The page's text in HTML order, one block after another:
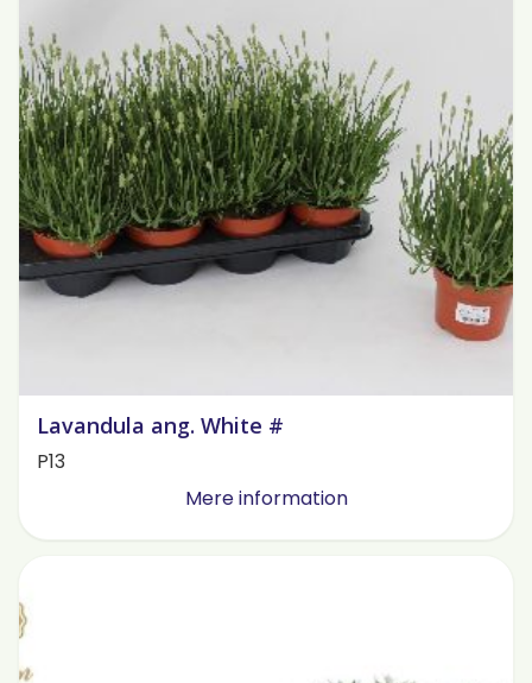
Lavandula ang. White #
P13
Mere information